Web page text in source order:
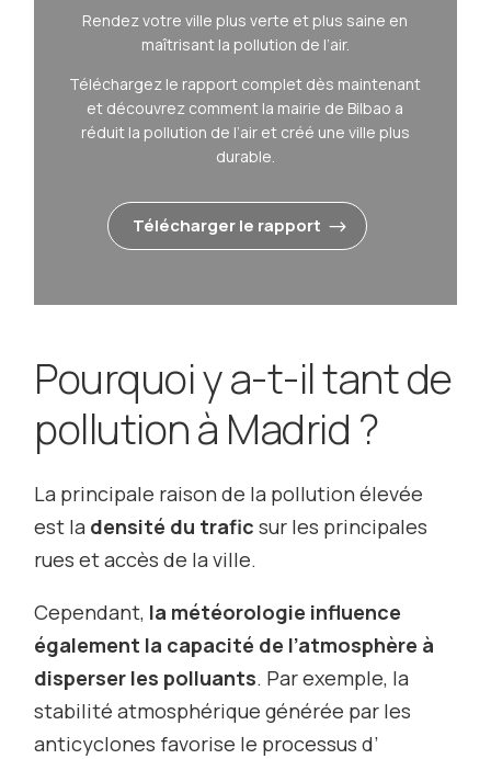
Rendez votre ville plus verte et plus saine en
maîtrisant la pollution de l’air.
Téléchargez le rapport complet dès maintenant
et découvrez comment la mairie de Bilbao a
réduit la pollution de l’air et créé une ville plus
durable.
Télécharger le rapport
Pourquoi y a-t-il tant de
pollution à Madrid ?
La principale raison de la pollution élevée
est la densité du trafic sur les principales
rues et accès de la ville.
Cependant, la météorologie influence
également la capacité de l’atmosphère à
disperser les polluants. Par exemple, la
stabilité atmosphérique générée par les
anticyclones favorise le processus d’